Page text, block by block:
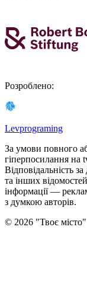
Розроблено:
Levprograming
За умови повного
гіперпосилання на
Відповідальність
та інших
інформації —
з думкою авторiв.
© 2026 "Твоє місто"